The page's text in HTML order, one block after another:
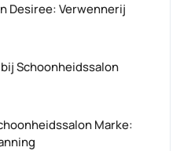
Desiree: Verwennerij
Schoonheidssalon
Marke: